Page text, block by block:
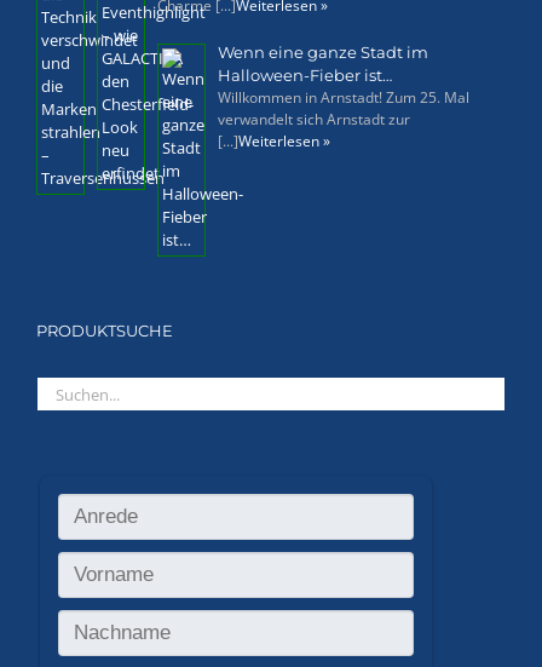
Charme [...]Weiterlesen »
Wenn eine ganze Stadt im
Halloween-Fieber ist…
Willkommen in Arnstadt! Zum 25. Mal
verwandelt sich Arnstadt zur
[...]Weiterlesen »
PRODUKTSUCHE